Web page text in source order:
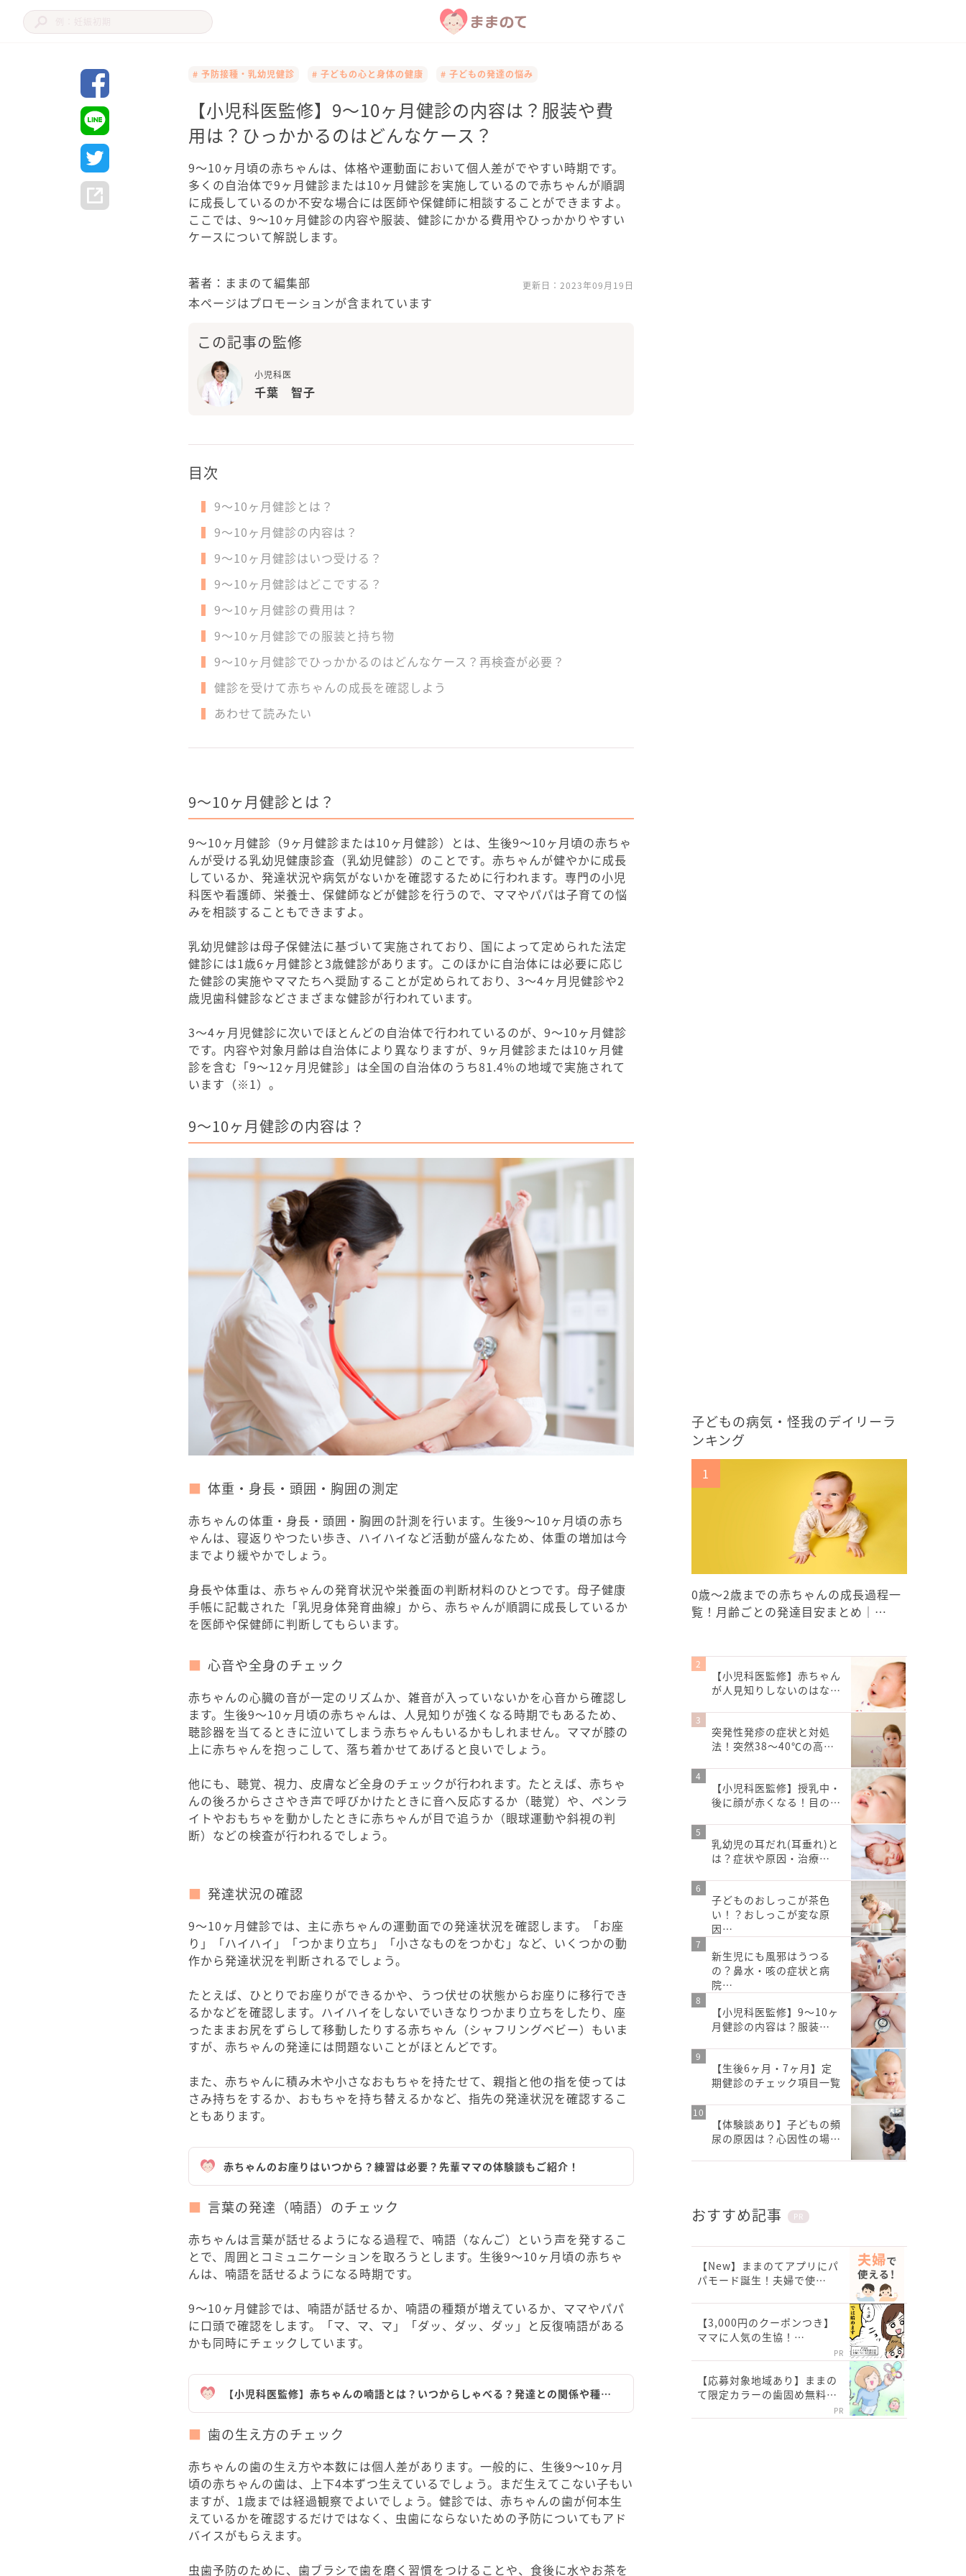
# 予防接種・乳幼児健診 # 子どもの心と身体の健康 # 子どもの発達の悩み
【小児科医監修】9〜10ヶ月健診の内容は？服装や費
用は？ひっかかるのはどんなケース？
9～10ヶ月頃の赤ちゃんは、体格や運動面において個人差がでやすい時期です。
多くの自治体で9ヶ月健診または10ヶ月健診を実施しているので赤ちゃんが順調
に成長しているのか不安な場合には医師や保健師に相談することができますよ。
ここでは、9～10ヶ月健診の内容や服装、健診にかかる費用やひっかかりやすい
ケースについて解説します。
著者：ままのて編集部 更新日： 2023年09月19日
本ページはプロモーションが含まれています
この記事の監修
小児科医
千葉 智子
目次
9～10ヶ月健診とは？
9～10ヶ月健診の内容は？
9～10ヶ月健診はいつ受ける？
9～10ヶ月健診はどこでする？
9～10ヶ月健診の費用は？
9～10ヶ月健診での服装と持ち物
9～10ヶ月健診でひっかかるのはどんなケース？再検査が必要？
健診を受けて赤ちゃんの成長を確認しよう
あわせて読みたい
9～10ヶ月健診とは？
9～10ヶ月健診（9ヶ月健診または10ヶ月健診）とは、生後9～10ヶ月頃の赤ちゃ
んが受ける乳幼児健康診査（乳幼児健診）のことです。赤ちゃんが健やかに成長
しているか、発達状況や病気がないかを確認するために行われます。専門の小児
科医や看護師、栄養士、保健師などが健診を行うので、ママやパパは子育ての悩
みを相談することもできますよ。
乳幼児健診は母子保健法に基づいて実施されており、国によって定められた法定
健診には1歳6ヶ月健診と3歳健診があります。このほかに自治体には必要に応じ
た健診の実施やママたちへ奨励することが定められており、3～4ヶ月児健診や2
歳児歯科健診などさまざまな健診が行われています。
3～4ヶ月児健診に次いでほとんどの自治体で行われているのが、9～10ヶ月健診
です。内容や対象月齢は自治体により異なりますが、9ヶ月健診または10ヶ月健
診を含む「9～12ヶ月児健診」は全国の自治体のうち81.4%の地域で実施されて
います（※1）。
9～10ヶ月健診の内容は？
体重・身長・頭囲・胸囲の測定
赤ちゃんの体重・身長・頭囲・胸囲の計測を行います。生後9～10ヶ月頃の赤ち
ゃんは、寝返りやつたい歩き、ハイハイなど活動が盛んなため、体重の増加は今
までより緩やかでしょう。
身長や体重は、赤ちゃんの発育状況や栄養面の判断材料のひとつです。母子健康
手帳に記載された「乳児身体発育曲線」から、赤ちゃんが順調に成長しているか
を医師や保健師に判断してもらいます。
心音や全身のチェック
赤ちゃんの心臓の音が一定のリズムか、雑音が入っていないかを心音から確認し
ます。生後9～10ヶ月頃の赤ちゃんは、人見知りが強くなる時期でもあるため、
聴診器を当てるときに泣いてしまう赤ちゃんもいるかもしれません。ママが膝の
上に赤ちゃんを抱っこして、落ち着かせてあげると良いでしょう。
他にも、聴覚、視力、皮膚など全身のチェックが行われます。たとえば、赤ちゃ
んの後ろからささやき声で呼びかけたときに音へ反応するか（聴覚）や、ペンラ
イトやおもちゃを動かしたときに赤ちゃんが目で追うか（眼球運動や斜視の判
断）などの検査が行われるでしょう。
発達状況の確認
9～10ヶ月健診では、主に赤ちゃんの運動面での発達状況を確認します。「お座
り」「ハイハイ」「つかまり立ち」「小さなものをつかむ」など、いくつかの動
作から発達状況を判断されるでしょう。
たとえば、ひとりでお座りができるかや、うつ伏せの状態からお座りに移行でき
るかなどを確認します。ハイハイをしないでいきなりつかまり立ちをしたり、座
ったままお尻をずらして移動したりする赤ちゃん（シャフリングベビー）もいま
すが、赤ちゃんの発達には問題ないことがほとんどです。
また、赤ちゃんに積み木や小さなおもちゃを持たせて、親指と他の指を使っては
さみ持ちをするか、おもちゃを持ち替えるかなど、指先の発達状況を確認するこ
ともあります。
赤ちゃんのお座りはいつから？練習は必要？先輩ママの体験談もご紹介！
言葉の発達（喃語）のチェック
赤ちゃんは言葉が話せるようになる過程で、喃語（なんご）という声を発するこ
とで、周囲とコミュニケーションを取ろうとします。生後9～10ヶ月頃の赤ちゃ
んは、喃語を話せるようになる時期です。
9～10ヶ月健診では、喃語が話せるか、喃語の種類が増えているか、ママやパパ
に口頭で確認をします。「マ、マ、マ」「ダッ、ダッ、ダッ」と反復喃語がある
かも同時にチェックしています。
【小児科医監修】赤ちゃんの喃語とは？いつからしゃべる？発達との関係や種…
歯の生え方のチェック
赤ちゃんの歯の生え方や本数には個人差があります。一般的に、生後9～10ヶ月
頃の赤ちゃんの歯は、上下4本ずつ生えているでしょう。まだ生えてこない子もい
ますが、1歳までは経過観察でよいでしょう。健診では、赤ちゃんの歯が何本生
えているかを確認するだけではなく、虫歯にならないための予防についてもアド
バイスがもらえます。
虫歯予防のために、歯ブラシで歯を磨く習慣をつけることや、食後に水やお茶を
子どもの病気・怪我のデイリーラ
ンキング
0歳〜2歳までの赤ちゃんの成長過程一
覧！月齢ごとの発達目安まとめ｜…
【小児科医監修】赤ちゃん
が人見知りしないのはな…
突発性発疹の症状と対処
法！突然38～40℃の高…
【小児科医監修】授乳中・
後に顔が赤くなる！目の…
乳幼児の耳だれ(耳垂れ)と
は？症状や原因・治療…
子どものおしっこが茶色
い！？おしっこが変な原
因…
新生児にも風邪はうつる
の？鼻水・咳の症状と病
院…
【小児科医監修】9〜10ヶ
月健診の内容は？服装…
【生後6ヶ月・7ヶ月】定
期健診のチェック項目一覧
【体験談あり】子どもの頻
尿の原因は？心因性の場…
おすすめ記事 PR
【New】ままのてアプリにパ
パモード誕生！夫婦で使…
【3,000円のクーポンつき】
ママに人気の生協！…
PR
【応募対象地域あり】ままの
て限定カラーの歯固め無料…
PR